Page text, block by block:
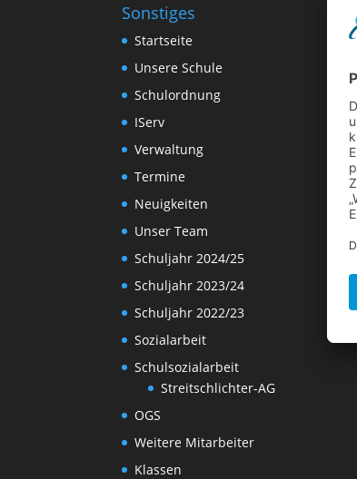
Sonstiges
Startseite
Unsere Schule
Schulordnung
IServ
Verwaltung
Termine
Neuigkeiten
Unser Team
Schuljahr 2024/25
Schuljahr 2023/24
Schuljahr 2022/23
Sozialarbeit
Schulsozialarbeit
Streitschlichter-AG
OGS
Weitere Mitarbeiter
Klassen